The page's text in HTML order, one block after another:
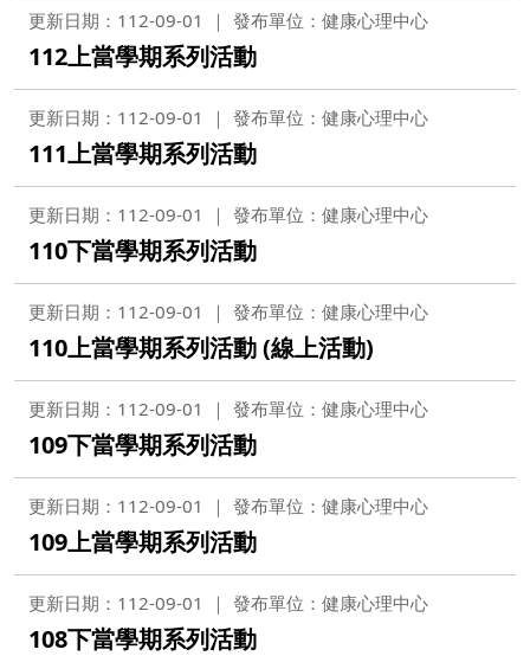
更新日期：112-09-01 發布單位：健康心理中心
112上當學期系列活動
更新日期：112-09-01 發布單位：健康心理中心
111上當學期系列活動
更新日期：112-09-01 發布單位：健康心理中心
110下當學期系列活動
更新日期：112-09-01 發布單位：健康心理中心
110上當學期系列活動 (線上活動)
更新日期：112-09-01 發布單位：健康心理中心
109下當學期系列活動
更新日期：112-09-01 發布單位：健康心理中心
109上當學期系列活動
更新日期：112-09-01 發布單位：健康心理中心
108下當學期系列活動